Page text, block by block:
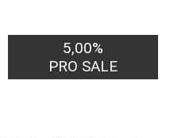
5,00%
PRO SALE